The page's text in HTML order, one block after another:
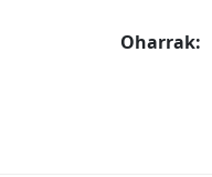
Oharrak: